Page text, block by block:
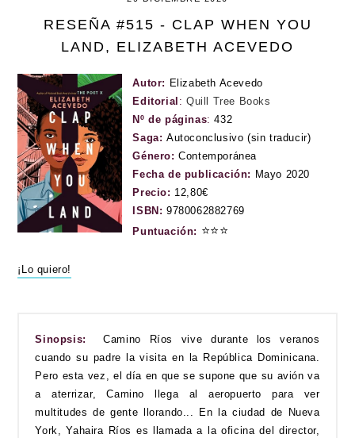
RESEÑA #515 - CLAP WHEN YOU
LAND, ELIZABETH ACEVEDO
Autor: Elizabeth Acevedo
Editorial : Quill Tree Books
Nº de páginas: 432
Saga:Autoconclusivo (sin traducir)
Género:Contemporánea
Fecha de publicación: Mayo 2020
Precio: 12,80€
ISBN:9780062882769
Puntuación: ⭐⭐⭐
¡Lo quiero!
Sinopsis:
Camino Ríos vive durante los veranos
cuando su padre la visita en la República Dominicana.
Pero esta vez, el día en que se supone que su avión va
a aterrizar, Camino llega al aeropuerto para ver
multitudes de gente llorando... En la ciudad de Nueva
York, Yahaira Ríos es llamada a la oficina del director,